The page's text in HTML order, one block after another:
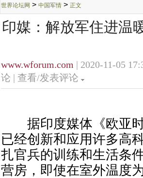
世界论坛网 > 中国军情 > 正文
印媒：解放军住进温
www.wforum.com | 2020-11-05
论 | 查看/发表评论
据印度媒体《欧亚时
已经创新和应用许多高
扎官兵的训练和生活条
营房，即使在室外温度